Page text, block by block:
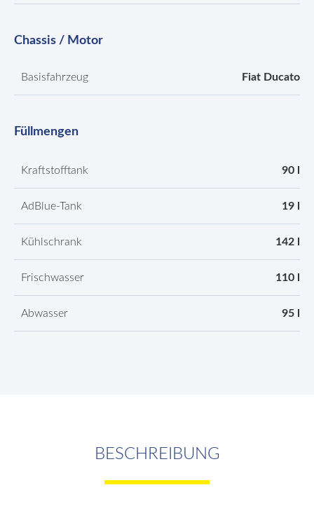
Chassis / Motor
Basisfahrzeug Fiat Ducato
Füllmengen
Kraftstofftank 90 l
AdBlue-Tank 19 l
Kühlschrank 142 l
Frischwasser 110 l
Abwasser 95 l
BESCHREIBUNG